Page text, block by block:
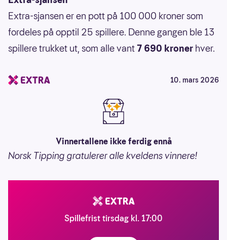
Extra-sjansen er en pott på 100 000 kroner som
fordeles på opptil 25 spillere. Denne gangen ble 13
spillere trukket ut, som alle vant7 690 kroner hver.
10. mars 2026
Vinnertallene ikke ferdig ennå
Norsk Tipping gratulerer alle kveldens vinnere!
Spillefrist tirsdag kl. 17:00